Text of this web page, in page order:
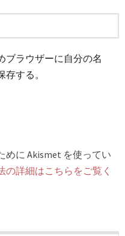
ブラウザーに自分の名
する。
めに Akismet を使ってい
の詳細はこちらをご覧く